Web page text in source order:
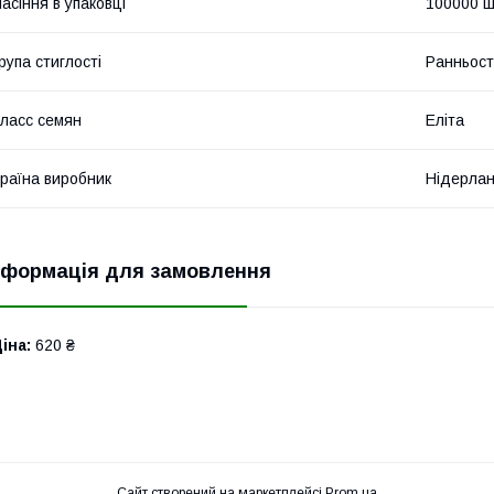
стиглості
семян Еліта
виробник
для замовлення
620 ₴